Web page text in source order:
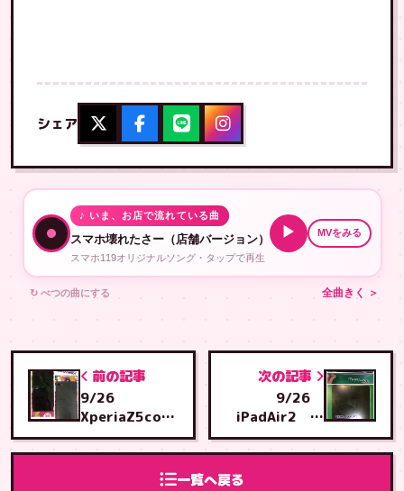
シェア
♪ いま、お店で流れている曲
スマホ壊れたさー（店舗バージョン）
スマホ119オリジナルソング・タップで再生
▶ MVをみる
↻ べつの曲にする 全曲きく ＞
前の記事
9/26
XperiaZ5com
pact 充電コ
ネクタ交換 安
謝店へご来店
一覧へ戻る
次の記事
9/26
iPadAir2 バ
ッテリー膨張
安謝店へご来店